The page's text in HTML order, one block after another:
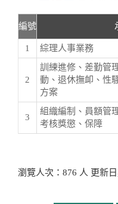
編號
1 綜理人事業務
2
訓練進修、差勤管
動、退休撫卹、性
方案
3
組織編制、員額管
考核獎懲、保障
瀏覽人次：876 人 更新